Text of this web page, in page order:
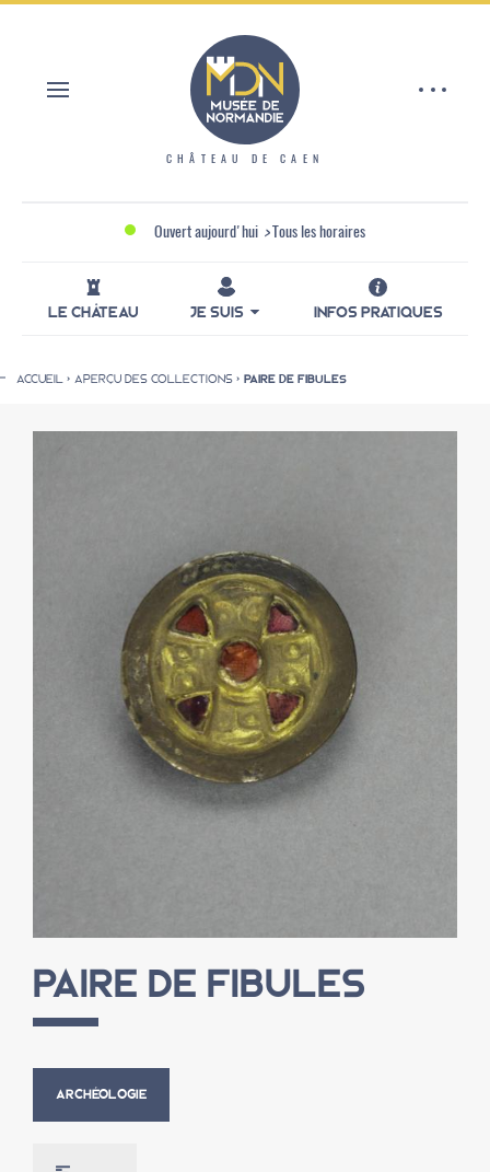
Aller
CHÂTEAU DE CAEN
Ouvert aujourd'hui > Tous les horaires
LE CHÂTEAU JE SUIS INFOS PRATIQUES
d'Ariane
ACCUEIL APERÇU DES COLLECTIONS PAIRE DE FIBULES
PAIRE DE FIBULES
ARCHÉOLOGIE
Panneau de gestion des cookies